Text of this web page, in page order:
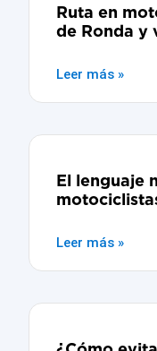
Ruta en
de Ronda y
Leer más »
El lenguaje
Leer más »